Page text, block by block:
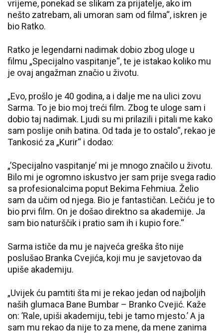
vrijeme, ponekad se slikam za prijatelje, ako im
nešto zatrebam, ali umoran sam od filma“, iskren je
bio Ratko.
Ratko je legendarni nadimak dobio zbog uloge u
filmu „Specijalno vaspitanje“, te je istakao koliko mu
je ovaj angažman značio u životu.
„Evo, prošlo je 40 godina, a i dalje me na ulici zovu
Sarma. To je bio moj treći film. Zbog te uloge sam i
dobio taj nadimak. Ljudi su mi prilazili i pitali me kako
sam poslije onih batina. Od tada je to ostalo“, rekao je
Tankosić za „Kurir“ i dodao:
„’Specijalno vaspitanje’ mi je mnogo značilo u životu.
Bilo mi je ogromno iskustvo jer sam prije svega radio
sa profesionalcima poput Bekima Fehmiua. Želio
sam da učim od njega. Bio je fantastičan. Lečiću je to
bio prvi film. On je došao direktno sa akademije. Ja
sam bio naturščik i pratio sam ih i kupio fore.“
Sarma ističe da mu je najveća greška što nije
poslušao Branka Cvejića, koji mu je savjetovao da
upiše akademiju.
„Uvijek ću pamtiti šta mi je rekao jedan od najboljih
naših glumaca Bane Bumbar – Branko Cvejić. Kaže
on: ’Rale, upiši akademiju, tebi je tamo mjesto.’ A ja
sam mu rekao da nije to za mene, da mene zanima